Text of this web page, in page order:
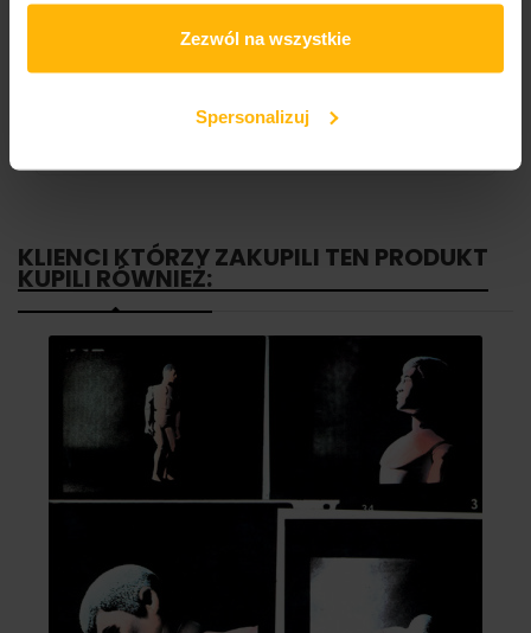
Zezwól na wszystkie
Spersonalizuj
5. Lombard – Przeżyj to sam
6. Lech Janerka – Ta zabawa nie jest dla dziewczynek
8. Kult – Kocham Cię (Do Ani)
KLIENCI KTÓRZY ZAKUPILI TEN PRODUKT
KUPILI RÓWNIEŻ: